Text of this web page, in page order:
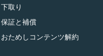
下取り
保証と補償
おためしコンテンツ解約